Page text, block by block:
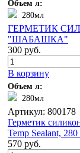
Объем л:
280мл
ГЕРМЕТИК
"ШАБАШКА"
300 руб.
В корзину
Объем л:
280мл
Артикул: 800178
Герметик
Temp Sealant,
570 руб.